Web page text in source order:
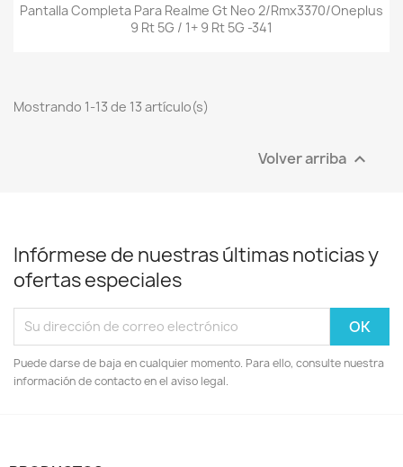
Pantalla Completa Para Realme Gt Neo 2/Rmx3370/Oneplus
9 Rt 5G / 1+ 9 Rt 5G -341
Mostrando 1-13 de 13 artículo(s)
Volver arriba 
Infórmese de nuestras últimas noticias y
ofertas especiales
Puede darse de baja en cualquier momento. Para ello, consulte nuestra
información de contacto en el aviso legal.